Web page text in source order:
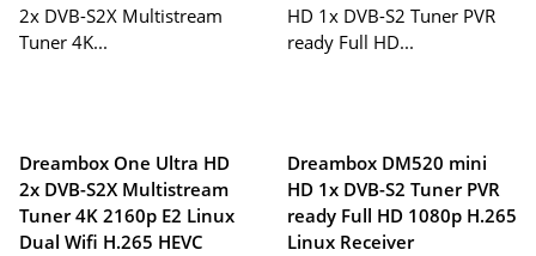
Dreambox One Ultra HD
2x DVB-S2X Multistream
Tuner 4K 2160p E2 Linux
Dual Wifi H.265 HEVC
Dreambox DM520 mini
HD 1x DVB-S2 Tuner PVR
ready Full HD 1080p H.265
Linux Receiver